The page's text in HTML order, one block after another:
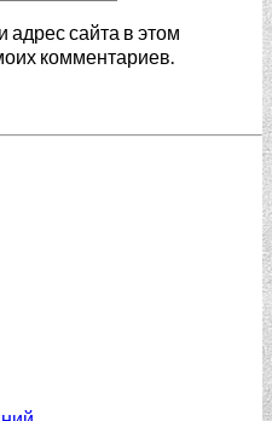
адрес сайта в этом
комментариев.